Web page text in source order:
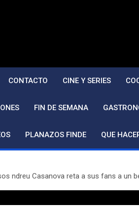
CONTACTO CINE Y SERIES
FIN DE SEMANA
PLANAZOS FINDE QUE
ndreu Casanova reta a sus fans a un